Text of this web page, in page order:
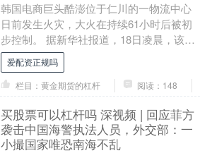
韩国电商巨头酷澎位于仁川的一物流中心
日前发生火灾，大火在持续61小时后被初
步控制。 据新华社报道，18日凌晨，该物
流中心6层突发火灾。调查显示，本次起火
原因系仓....
爱配资正规吗
栏目：黄金期货的杠杆
阅读：148
买股票可以杠杆吗 深视频 | 回应菲方
袭击中国海警执法人员，外交部：一
小撮国家唯恐南海不乱